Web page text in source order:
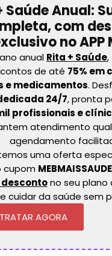
Saúde Anual:
com
no APP
anual Rita + Saúde
de até 75% em
e medicamentos.
24/7, pronta
profissionais e
atendimento
agendamento
uma oferta
cupom
descontono seu plano
cuidar da saúde sem
AGORA